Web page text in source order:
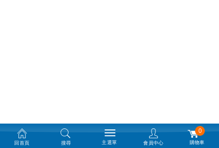
回首頁 搜尋 主選單 會員中心
0
購物車